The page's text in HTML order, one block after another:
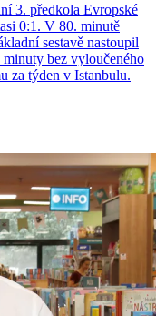
3. předkola Evropské
0:1. V 80. minutě
sestavě nastoupil
bez vyloučeného
za týden v Istanbulu.